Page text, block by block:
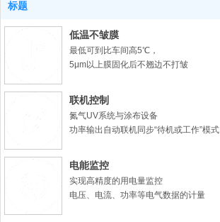
标题
低温不皱膜
最低可到比车间高5℃，
5μm以上膜固化后不翘边不打皱
联机控制
氮气UV系统与涂布设备
功率输出自动联机同步“待机或工作”模式
电能监控
实现高精度的用电量监控
电压、电流、功率等电气数据的计量